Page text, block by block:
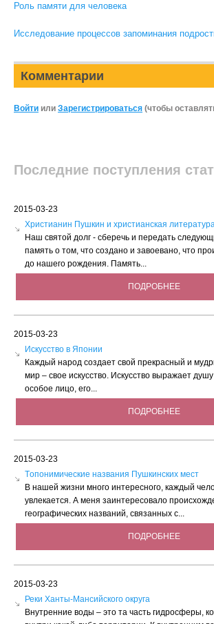
Роль памяти для человека
Исследование процессов запоминания
Комментарии
Войти или Зарегистрироваться (чтобы
Последние поступления
2015-03-23
Христианин Пушкин и христианская
Наш святой долг - сберечь и передать
память о том, что создано и завоевано, что
до нашего рождения. Память...
ПОДРОБНЕЕ
2015-03-23
Искусство в Японии
Каждый народ создает свой прекрасный и
мир – свое искусство. Искусство выражает
особое лицо, его...
ПОДРОБНЕЕ
2015-03-23
Tопонимические названия Пушкинских мест
В нашей жизни много интересного, каждый
увлекается. А меня заинтересовало
географических названий, связанных с...
ПОДРОБНЕЕ
2015-03-23
Реки Ханты-Мансийского округа
Внутренние воды – это та часть гидросферы,